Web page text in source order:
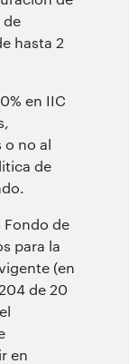
de
hasta 2
en IIC
o no al
de
Fondo de
para la
(en
de 20
en